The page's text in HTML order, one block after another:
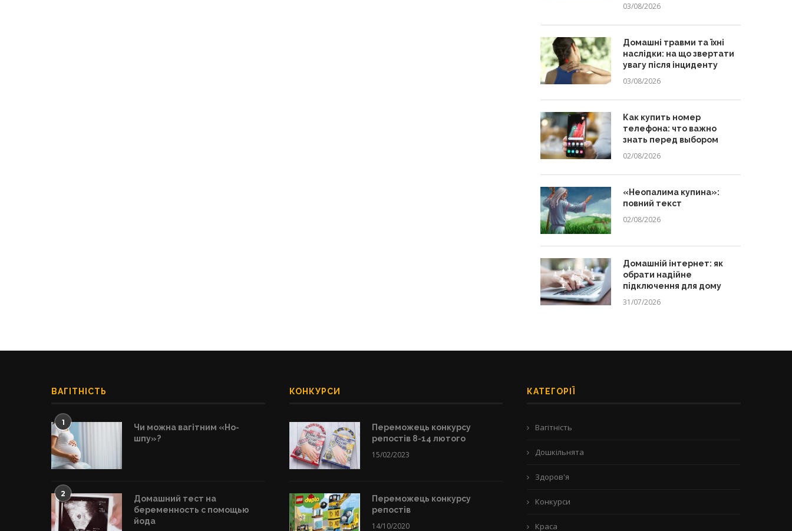
03/08/2026
Домашні травми та їхні
наслідки: на що звертати
увагу після інциденту
03/08/2026
Как купить номер
телефона: что важно
знать перед выбором
02/08/2026
«Неопалима купина»:
повний текст
02/08/2026
Домашній інтернет: як
обрати надійне
підключення для дому
31/07/2026
ВАГІТНІСТЬ
1
Чи можна вагітним «Но-
шпу»?
2
Домашний тест на
беременность с помощью
йода
КОНКУРСИ
Переможець конкурсу
репостів 8-14 лютого
15/02/2023
Переможець конкурсу
репостів
14/10/2020
КАТЕГОРІЇ
Вагітність
Дошкільнята
Здоров'я
Конкурси
Краса